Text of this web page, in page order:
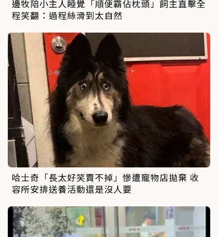
邊牧陪小主人睡覺「順便霸佔枕頭」飼主直擊全
程笑翻：過程絲滑到太自然
哈士奇「長太好笑賣不掉」慘遭寵物店拋棄 收
容所安排送養活動還是沒人要